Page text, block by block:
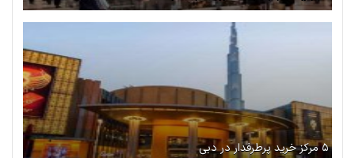
۵ مرکز خرید پرطرفدار در دبی